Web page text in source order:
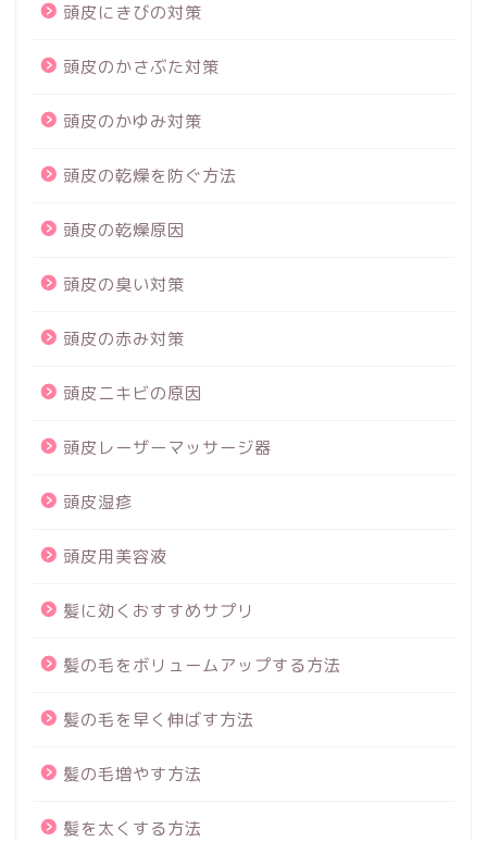
頭皮にきびの対策
頭皮のかさぶた対策
頭皮のかゆみ対策
頭皮の乾燥を防ぐ方法
頭皮の乾燥原因
頭皮の臭い対策
頭皮の赤み対策
頭皮ニキビの原因
頭皮レーザーマッサージ器
頭皮湿疹
頭皮用美容液
髪に効くおすすめサプリ
髪の毛をボリュームアップする方法
髪の毛を早く伸ばす方法
髪の毛増やす方法
髪を太くする方法